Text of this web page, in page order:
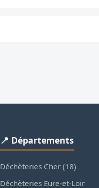
📍 Départements
Déchèteries Cher (18)
Déchèteries Eure-et-Loir